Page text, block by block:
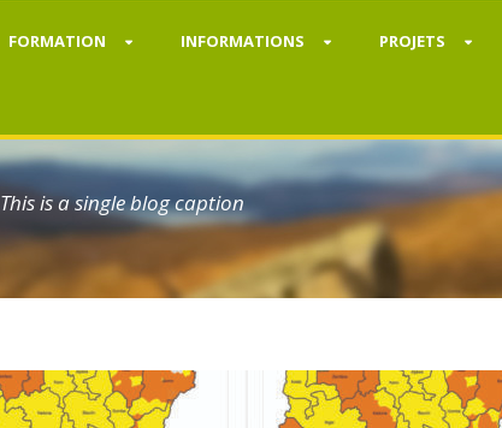
FORMATION INFORMATIONS PROJETS
This is a single blog caption